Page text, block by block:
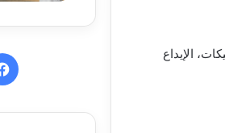
الإيداع